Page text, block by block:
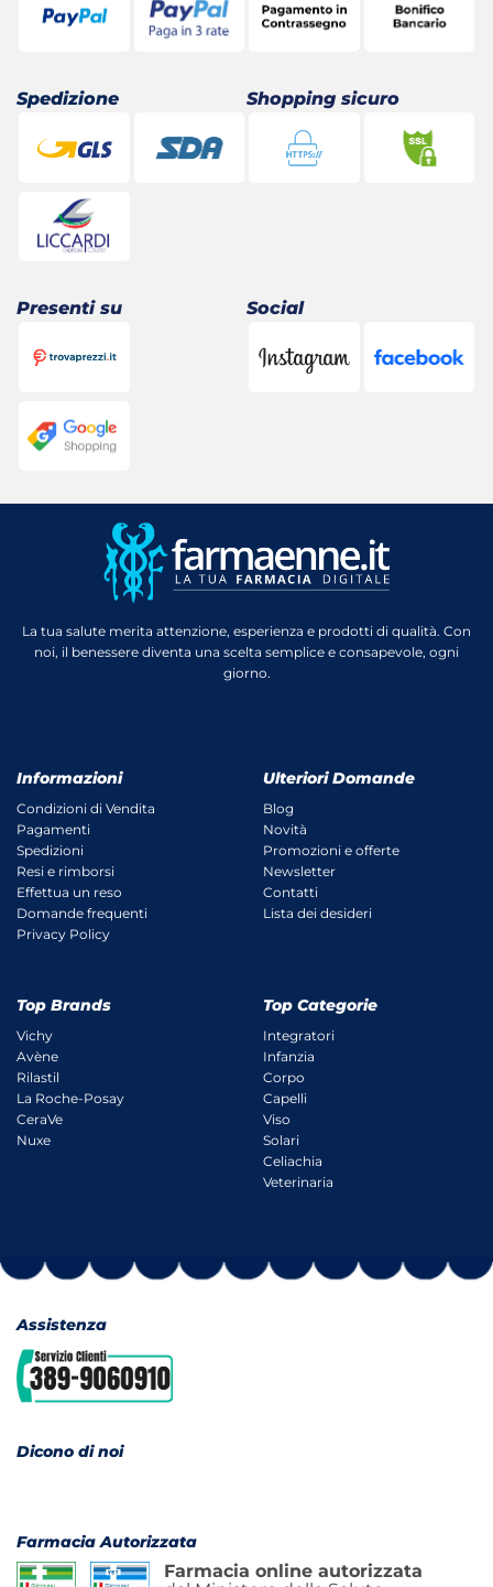
Spedizione Shopping sicuro
Presenti su Social
La tua salute merita attenzione, esperienza e prodotti di qualità. Con
noi, il benessere diventa una scelta semplice e consapevole, ogni
giorno.
Informazioni
Condizioni di Vendita
Pagamenti
Spedizioni
Resi e rimborsi
Effettua un reso
Domande frequenti
Privacy Policy
Ulteriori Domande
Blog
Novità
Promozioni e offerte
Newsletter
Contatti
Lista dei desideri
Top Brands
Vichy
Avène
Rilastil
La Roche-Posay
CeraVe
Nuxe
Top Categorie
Integratori
Infanzia
Corpo
Capelli
Viso
Solari
Celiachia
Veterinaria
Assistenza
Dicono di noi
Farmacia Autorizzata
Farmacia online autorizzata